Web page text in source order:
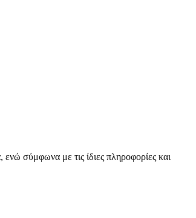
σύμφωνα με τις ίδιες πληροφορίες και